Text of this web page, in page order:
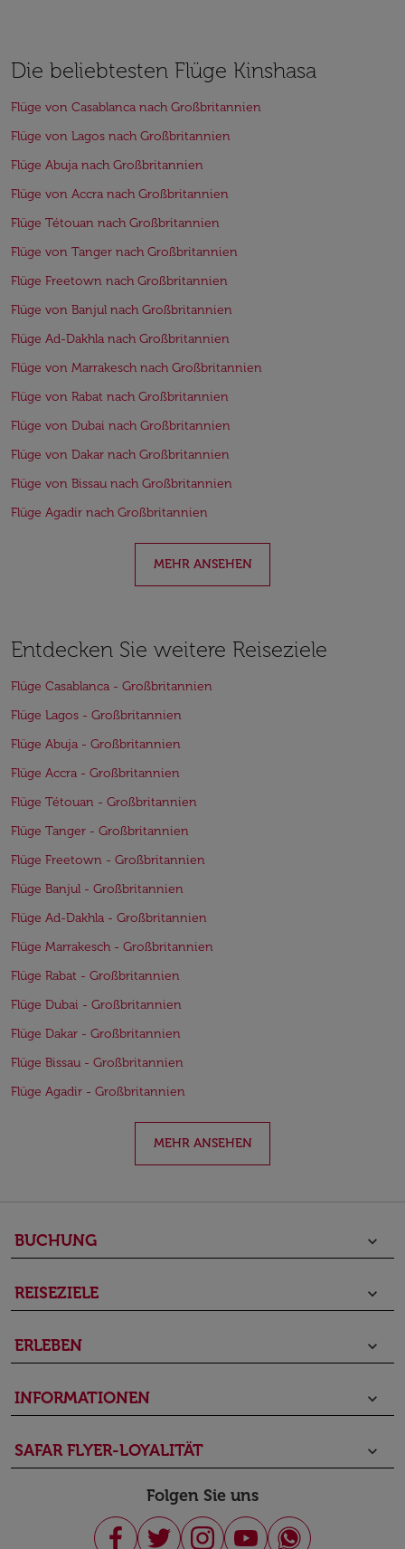
Die beliebtesten Flüge Kinshasa
Flüge von Casablanca nach Großbritannien
Flüge von Lagos nach Großbritannien
Flüge Abuja nach Großbritannien
Flüge von Accra nach Großbritannien
Flüge Tétouan nach Großbritannien
Flüge von Tanger nach Großbritannien
Flüge Freetown nach Großbritannien
Flüge von Banjul nach Großbritannien
Flüge Ad-Dakhla nach Großbritannien
Flüge von Marrakesch nach Großbritannien
Flüge von Rabat nach Großbritannien
Flüge von Dubai nach Großbritannien
Flüge von Dakar nach Großbritannien
Flüge von Bissau nach Großbritannien
Flüge Agadir nach Großbritannien
MEHR ANSEHEN
Entdecken Sie weitere Reiseziele
Flüge Casablanca - Großbritannien
Flüge Lagos - Großbritannien
Flüge Abuja - Großbritannien
Flüge Accra - Großbritannien
Flüge Tétouan - Großbritannien
Flüge Tanger - Großbritannien
Flüge Freetown - Großbritannien
Flüge Banjul - Großbritannien
Flüge Ad-Dakhla - Großbritannien
Flüge Marrakesch - Großbritannien
Flüge Rabat - Großbritannien
Flüge Dubai - Großbritannien
Flüge Dakar - Großbritannien
Flüge Bissau - Großbritannien
Flüge Agadir - Großbritannien
MEHR ANSEHEN
BUCHUNG keyboard_arrow_down
REISEZIELE keyboard_arrow_down
ERLEBEN keyboard_arrow_down
INFORMATIONEN keyboard_arrow_down
SAFAR FLYER-LOYALITÄT keyboard_arrow_down
Folgen Sie uns